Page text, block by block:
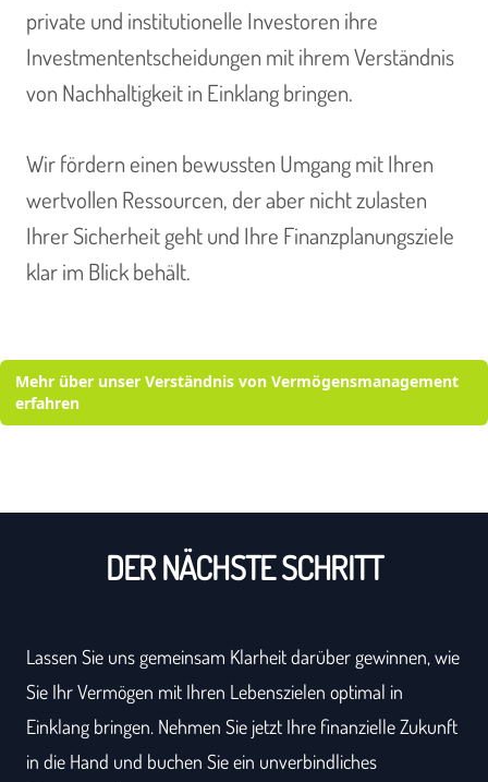
private und institutionelle Investoren ihre
Investmententscheidungen mit ihrem Verständnis
von Nachhaltigkeit in Einklang bringen.
Wir fördern einen bewussten Umgang mit Ihren
wertvollen Ressourcen, der aber nicht zulasten
Ihrer Sicherheit geht und Ihre Finanzplanungsziele
klar im Blick behält.
Mehr über unser Verständnis von Vermögensmanagement
erfahren
DER NÄCHSTE SCHRITT
Lassen Sie uns gemeinsam Klarheit darüber gewinnen, wie
Sie Ihr Vermögen mit Ihren Lebenszielen optimal in
Einklang bringen. Nehmen Sie jetzt Ihre finanzielle Zukunft
in die Hand und buchen Sie ein unverbindliches